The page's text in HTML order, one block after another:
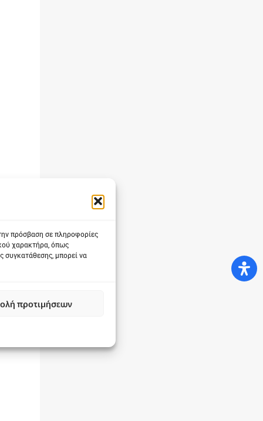
πρόσβαση σε πληροφορίες
χαρακτήρα, όπως
συγκατάθεσης, μπορεί να
προτιμήσεων